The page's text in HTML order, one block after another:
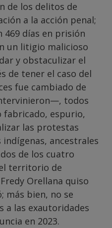
de los delitos de
a la acción penal;
días en prisión
un litigio malicioso
y obstaculizar el
de tener el caso del
fue cambiado de
todos
fabricado, espurio,
las protestas
ancestrales
de los cuatro
territorio de
Orellana quiso
más bien, no se
a las exautoridades
en 2023.